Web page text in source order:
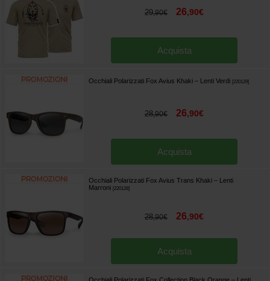
29,90€ 26,90€
Acquista
Occhiali Polarizzati Fox Avius Khaki – Lenti Verdi 220129]
28,90€ 26,90€
Acquista
Occhiali Polarizzati Fox Avius Trans Khaki – Lenti
Marroni
220128]
28,90€ 26,90€
Acquista